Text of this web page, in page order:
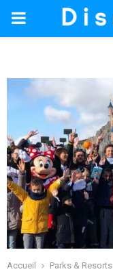
PRIMARY
Accueil Parks & Resorts